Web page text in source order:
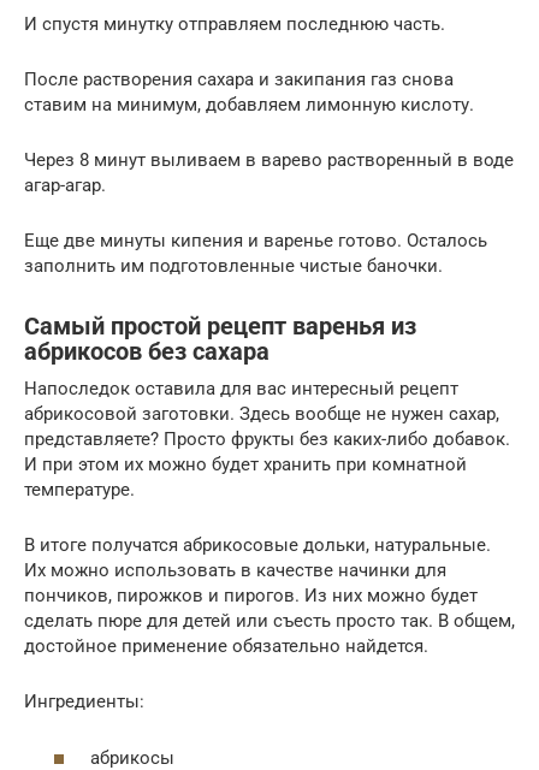
И спустя минутку отправляем последнюю часть.
После растворения сахара и закипания газ снова
ставим на минимум, добавляем лимонную кислоту.
Через 8 минут выливаем в варево растворенный в воде
агар-агар.
Еще две минуты кипения и варенье готово. Осталось
заполнить им подготовленные чистые баночки.
Самый простой рецепт варенья из
абрикосов без сахара
Напоследок оставила для вас интересный рецепт
абрикосовой заготовки. Здесь вообще не нужен сахар,
представляете? Просто фрукты без каких-либо добавок.
И при этом их можно будет хранить при комнатной
температуре.
В итоге получатся абрикосовые дольки, натуральные.
Их можно использовать в качестве начинки для
пончиков, пирожков и пирогов. Из них можно будет
сделать пюре для детей или съесть просто так. В общем,
достойное применение обязательно найдется.
Ингредиенты:
абрикосы